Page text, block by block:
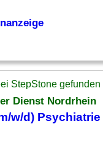
StepStone gefunden
Dienst Nordrhein
w/d) Psychiatrie